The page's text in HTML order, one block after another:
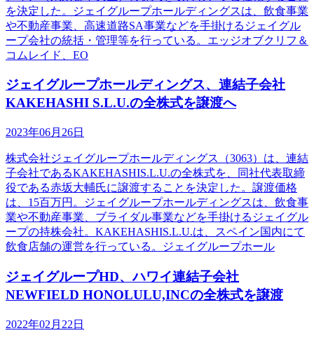
を決定した。ジェイグループホールディングスは、飲食事業
や不動産事業、高速道路SA事業などを手掛けるジェイグル
ープ会社の統括・管理等を行っている。エッジオブクリフ＆
コムレイド、EO
ジェイグループホールディングス、連結子会社
KAKEHASHI S.L.U.の全株式を譲渡へ
2023年06月26日
株式会社ジェイグループホールディングス（3063）は、連結
子会社であるKAKEHASHIS.L.U.の全株式を、同社代表取締
役である赤坂大輔氏に譲渡することを決定した。譲渡価格
は、15百万円。ジェイグループホールディングスは、飲食事
業や不動産事業、ブライダル事業などを手掛けるジェイグル
ープの持株会社。KAKEHASHIS.L.U.は、スペイン国内にて
飲食店舗の運営を行っている。ジェイグループホール
ジェイグループHD、ハワイ連結子会社
NEWFIELD HONOLULU,INCの全株式を譲渡
2022年02月22日